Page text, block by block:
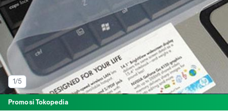
1/5
Promosi Tokopedia